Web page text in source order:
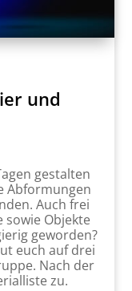
und
gestalten
Abformungen
Auch frei
Objekte
geworden?
euch auf drei
Nach der
zu.